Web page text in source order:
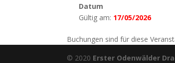
Datum
Gültig am: 17/05/2026
Buchungen sind für diese
© 2020 Erster Odenwälder